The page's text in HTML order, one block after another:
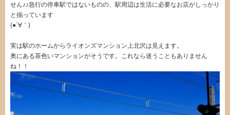
せん♪♪急行の停車駅ではないものの、駅周辺は生活に必要なお店がしっかり
と揃っています
(●´∀｀)
実は駅のホームからライオンズマンション上北沢は見えます。
奥にある茶色いマンションがそうです。これなら迷うこともありません
ね！！